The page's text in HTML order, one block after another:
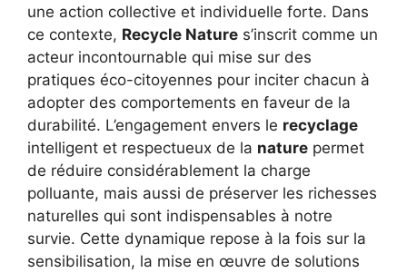
une action collective et individuelle forte. Dans
ce contexte, Recycle Nature s’inscrit comme un
acteur incontournable qui mise sur des
pratiques éco-citoyennes pour inciter chacun à
adopter des comportements en faveur de la
durabilité. L’engagement envers le recyclage
intelligent et respectueux de la nature permet
de réduire considérablement la charge
polluante, mais aussi de préserver les richesses
naturelles qui sont indispensables à notre
survie. Cette dynamique repose à la fois sur la
sensibilisation, la mise en œuvre de solutions